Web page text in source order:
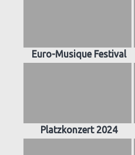
Euro-Musique Festival
Platzkonzert 2024